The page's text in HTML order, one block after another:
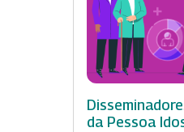
da Pessoa